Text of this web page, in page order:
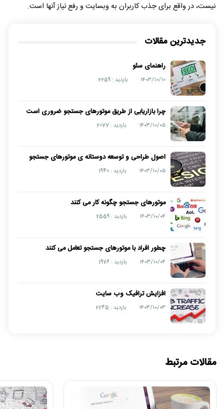
نيست، در واقع برای جذب کاربران به وبسایت و رفع نیاز آنها است.
جدیدترین مقالات
راهنمای سئو
۱۴۰۳/۱۰/۱۰ بازدید : 2259
چرا بازاریابی از طریق موتورهای جستجو ضروری است
۱۴۰۳/۱۰/۰۵ بازدید : 2077
اصول طراحی و توسعه دوستانه ی موتورهای جستجو
۱۴۰۳/۱۰/۰۵ بازدید : 1940
موتورهای جستجو چگونه کار می کنند
۱۴۰۳/۱۰/۰۴ بازدید : 2559
چطور افراد با موتورهای جستجو تعامل می کنند
۱۴۰۳/۱۰/۰۴ بازدید : 1976
افزایش ترافیک وب سایت
۱۴۰۳/۱۰/۰۳ بازدید : 2245
مقالات مرتبط